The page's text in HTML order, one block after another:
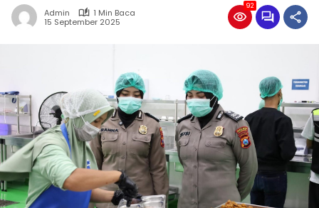
Admin
1 Min Baca
15 September 2025
92